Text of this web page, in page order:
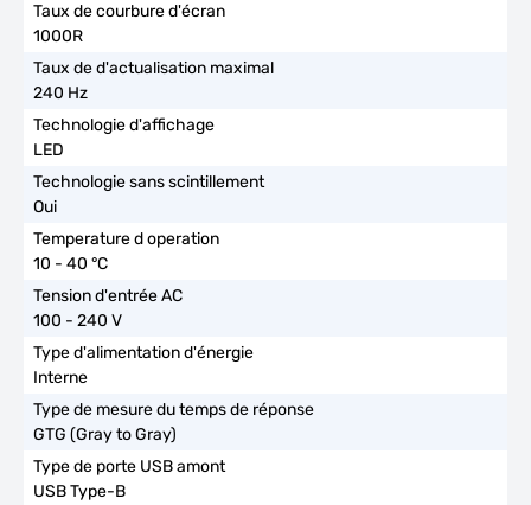
1000R
240 Hz
LED
Oui
10 - 40 °C
100 - 240 V
Interne
GTG (Gray to Gray)
USB Type-B